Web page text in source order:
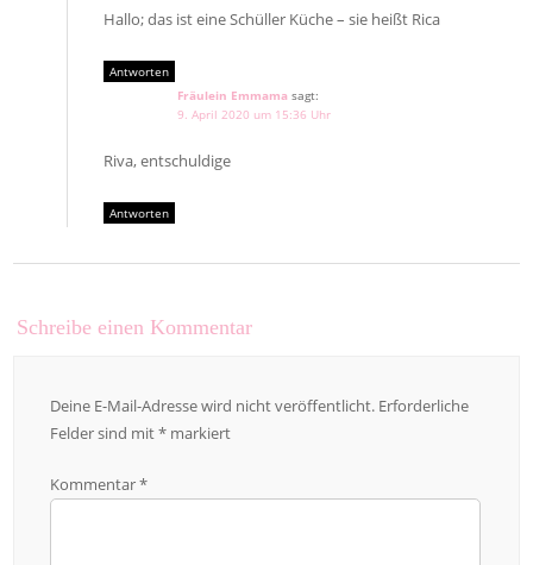
Hallo; das ist eine Schüller Küche – sie heißt Rica
Antworten
Fräulein Emmama sagt:
9. April 2020 um 15:36 Uhr
Riva, entschuldige
Antworten
Schreibe einen Kommentar
Deine E-Mail-Adresse wird nicht veröffentlicht. Erforderliche
Felder sind mit* markiert
Kommentar*